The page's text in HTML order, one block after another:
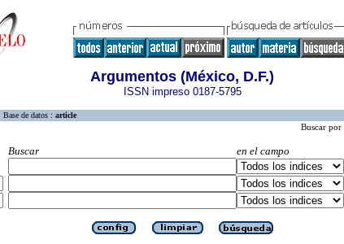
Argumentos (México, D.F.)
ISSN impreso 0187-5795
Base de datos : article
Buscar por
Buscar
en el campo